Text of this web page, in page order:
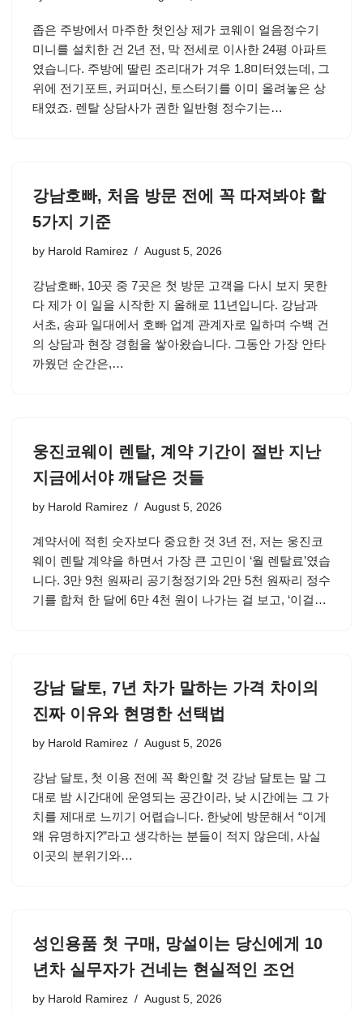
좁은 주방에서 마주한 첫인상 제가 코웨이 얼음정수기
미니를 설치한 건 2년 전, 막 전세로 이사한 24평 아파트
였습니다. 주방에 딸린 조리대가 겨우 1.8미터였는데, 그
위에 전기포트, 커피머신, 토스터기를 이미 올려놓은 상
태였죠. 렌탈 상담사가 권한 일반형 정수기는…
강남호빠, 처음 방문 전에 꼭 따져봐야 할
5가지 기준
by Harold Ramirez August 5, 2026
강남호빠, 10곳 중 7곳은 첫 방문 고객을 다시 보지 못한
다 제가 이 일을 시작한 지 올해로 11년입니다. 강남과
서초, 송파 일대에서 호빠 업계 관계자로 일하며 수백 건
의 상담과 현장 경험을 쌓아왔습니다. 그동안 가장 안타
까웠던 순간은,…
웅진코웨이 렌탈, 계약 기간이 절반 지난
지금에서야 깨달은 것들
by Harold Ramirez August 5, 2026
계약서에 적힌 숫자보다 중요한 것 3년 전, 저는 웅진코
웨이 렌탈 계약을 하면서 가장 큰 고민이 ‘월 렌탈료’였습
니다. 3만 9천 원짜리 공기청정기와 2만 5천 원짜리 정수
기를 합쳐 한 달에 6만 4천 원이 나가는 걸 보고, ‘이걸…
강남 달토, 7년 차가 말하는 가격 차이의
진짜 이유와 현명한 선택법
by Harold Ramirez August 5, 2026
강남 달토, 첫 이용 전에 꼭 확인할 것 강남 달토는 말 그
대로 밤 시간대에 운영되는 공간이라, 낮 시간에는 그 가
치를 제대로 느끼기 어렵습니다. 한낮에 방문해서 “이게
왜 유명하지?”라고 생각하는 분들이 적지 않은데, 사실
이곳의 분위기와…
성인용품 첫 구매, 망설이는 당신에게 10
년차 실무자가 건네는 현실적인 조언
by Harold Ramirez August 5, 2026